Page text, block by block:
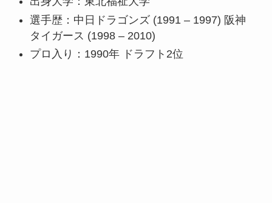
選手歴：中日ドラゴンズ (1991 – 1997) 阪神
タイガース (1998 – 2010)
プロ入り：1990年 ドラフト2位